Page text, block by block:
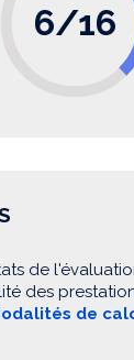
6/16
de
des
de